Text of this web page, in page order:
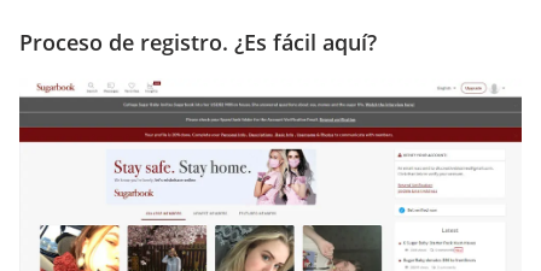
Proceso de registro. ¿Es fácil aquí?